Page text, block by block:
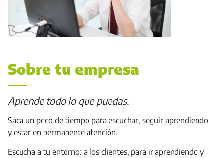
Sobre tu empresa
Aprende todo lo que puedas.
Saca un poco de tiempo para escuchar, seguir aprendiendo
y estar en permanente atención.
Escucha a tu entorno: a los clientes, para ir aprendiendo y